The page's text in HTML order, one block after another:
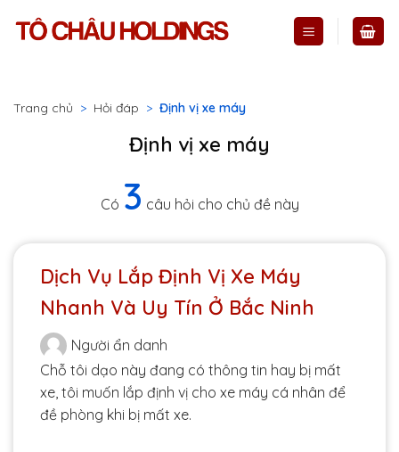
Trang chủ > Hỏi đáp > Định vị xe máy
Định vị xe máy
Có 3 câu hỏi cho chủ đề này
Dịch Vụ Lắp Định Vị Xe Máy
Nhanh Và Uy Tín Ở Bắc Ninh
Người ẩn danh
Chỗ tôi dạo này đang có thông tin hay bị mất
xe, tôi muốn lắp định vị cho xe máy cá nhân để
đề phòng khi bị mất xe.